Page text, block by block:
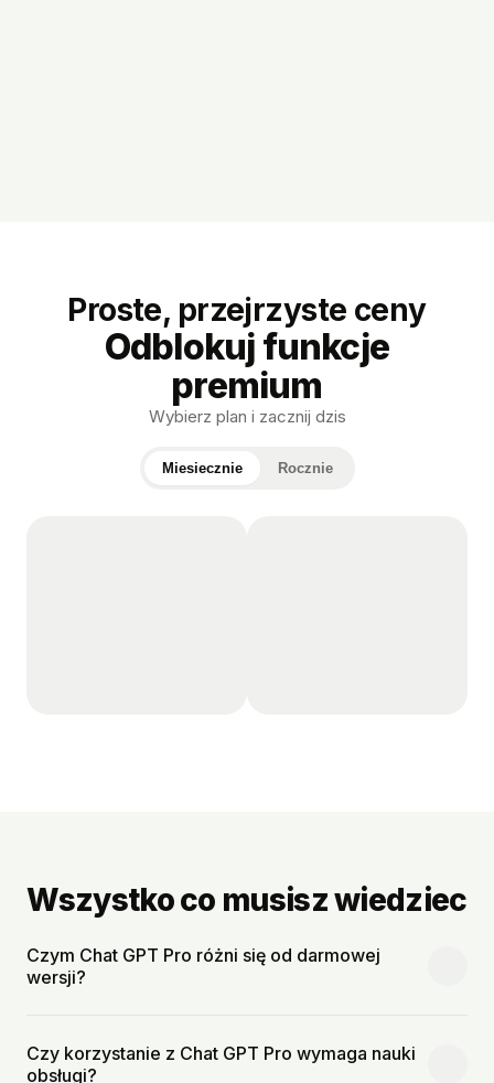
Proste, przejrzyste ceny
Odblokuj funkcje
premium
Wybierz plan i zacznij dzis
Miesiecznie Rocznie
Wszystko co musisz wiedziec
Czym Chat GPT Pro różni się od darmowej
wersji?
Czy korzystanie z Chat GPT Pro wymaga nauki
obsługi?